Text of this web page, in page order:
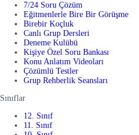
7/24 Soru Çözüm
Eğitmenlerle Bire Bir Görüşme
Birebir Koçluk
Canlı Grup Dersleri
Deneme Kulübü
Kişiye Özel Soru Bankası
Konu Anlatım Videoları
Çözümlü Testler
Grup Rehberlik Seansları
Sınıflar
12. Sınıf
11. Sınıf